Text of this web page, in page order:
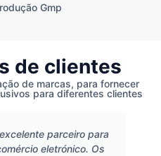
Gmp
de clientes
de marcas, para fornecer
para diferentes clientes
parceiro para
eletrónico. Os